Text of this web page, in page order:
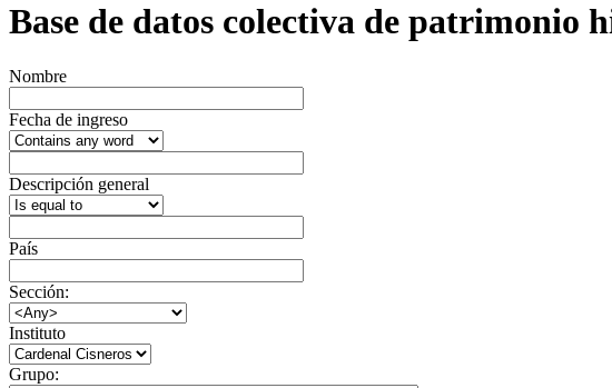
Base de datos colectiva de patrimonio
Nombre
Fecha de ingreso
Descripción general
País
Sección:
Instituto
Grupo: